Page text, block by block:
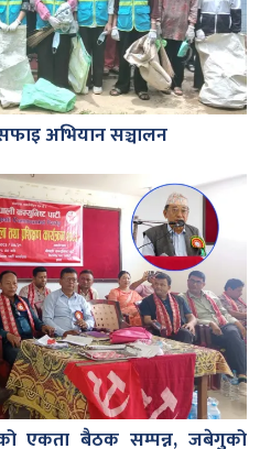
अभियान सञ्चालन
एकता बैठक सम्पन्न, जबेगुको